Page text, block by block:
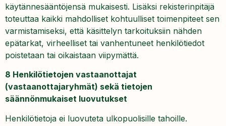
käytännesääntöjensä mukaisesti. Lisäksi rekisterinpitäjä
toteuttaa kaikki mahdolliset kohtuulliset toimenpiteet sen
varmistamiseksi, että käsittelyn tarkoituksiin nähden
epätarkat, virheelliset tai vanhentuneet henkilötiedot
poistetaan tai oikaistaan viipymättä.
8 Henkilötietojen vastaanottajat
(vastaanottajaryhmät) sekä tietojen
säännönmukaiset luovutukset
Henkilötietoja ei luovuteta ulkopuolisille tahoille.